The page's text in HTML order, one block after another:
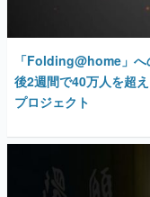
「Folding@home」
後2週間で40万人を超
プロジェクト